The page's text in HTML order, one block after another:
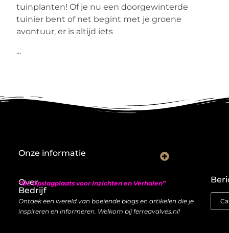
tuinplanten! Of je nu een doorgewinterde
tuinier bent of net begint met je groene
avontuur, er is altijd iets
...
Over
Bedrijf
“De Opslagplaats voor Inzichten en Verhalen”
Ontdek een wereld van boeiende blogs en artikelen die je
inspireren en informeren. Welkom bij ferreavalves.nl!
Onze informatie